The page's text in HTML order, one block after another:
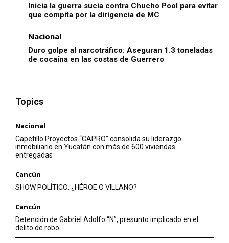
Inicia la guerra sucia contra Chucho Pool para evitar
que compita por la dirigencia de MC
Nacional
Duro golpe al narcotráfico: Aseguran 1.3 toneladas
de cocaína en las costas de Guerrero
Topics
Nacional
Capetillo Proyectos “CAPRO” consolida su liderazgo
inmobiliario en Yucatán con más de 600 viviendas
entregadas
Cancún
SHOW POLÍTICO: ¿HÉROE O VILLANO?
Cancún
Detención de Gabriel Adolfo “N”, presunto implicado en el
delito de robo.